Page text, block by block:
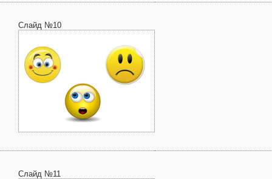
Слайд №10
Слайд №11